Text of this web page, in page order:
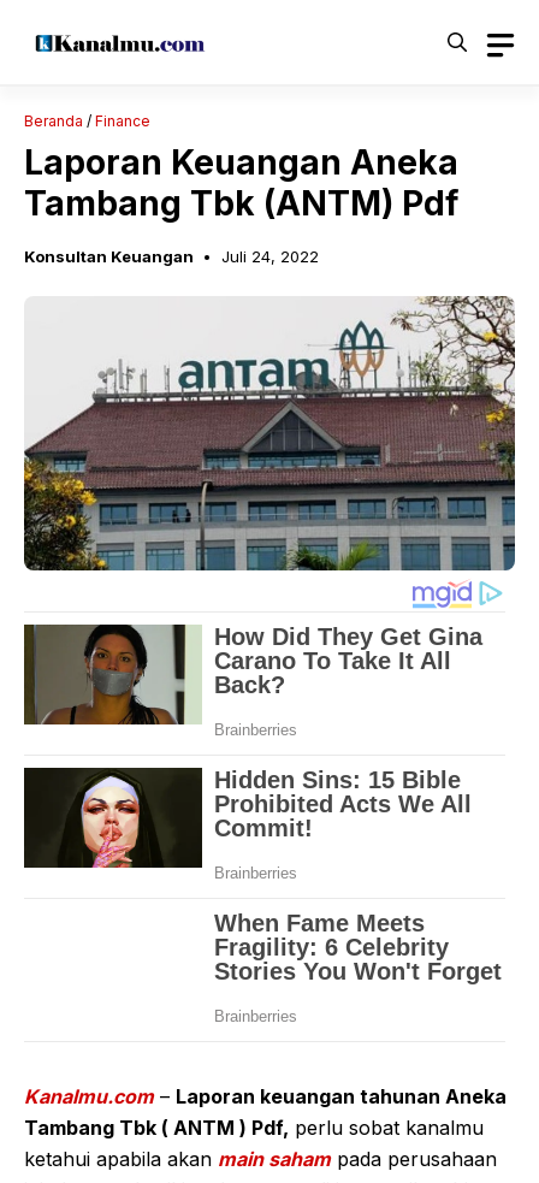
Beranda / Finance
Laporan Keuangan Aneka
Tambang Tbk (ANTM) Pdf
Konsultan Keuangan Juli 24, 2022
Kanalmu.com– Laporan keuangan tahunan Aneka
Tambang Tbk ( ANTM ) Pdf, perlu sobat kanalmu
ketahui apabila akan main sahampada perusahaan